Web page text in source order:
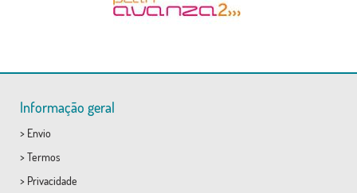
Informação geral
> Envio
> Termos
> Privacidade